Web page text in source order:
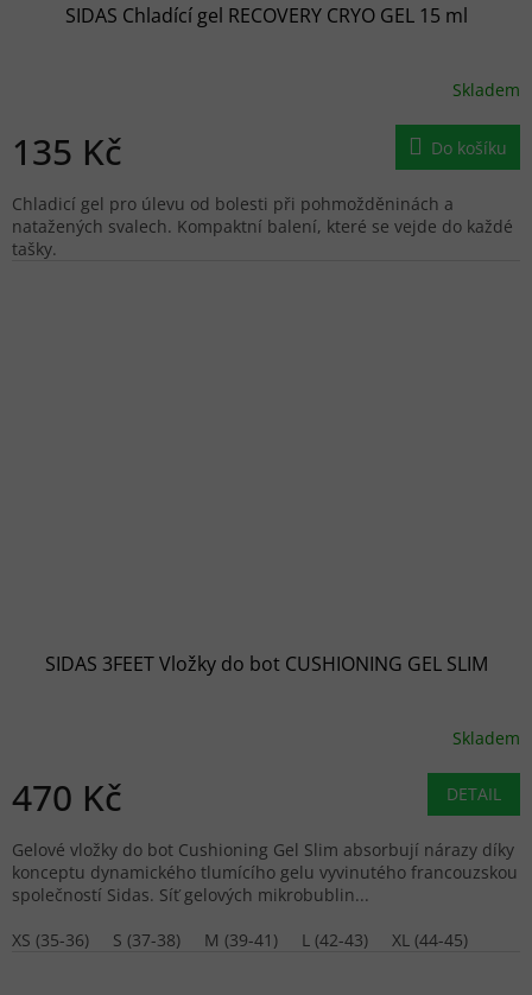
SIDAS Chladící gel RECOVERY CRYO GEL 15 ml
Skladem
135 Kč Do košíku
Chladicí gel pro úlevu od bolesti při pohmožděninách a
natažených svalech. Kompaktní balení, které se vejde do každé
tašky.
SIDAS 3FEET Vložky do bot CUSHIONING GEL SLIM
Skladem
470 Kč DETAIL
Gelové vložky do bot Cushioning Gel Slim absorbují nárazy díky
konceptu dynamického tlumícího gelu vyvinutého francouzskou
společností Sidas. Síť gelových mikrobublin...
XS (35-36)
S (37-38) M (39-41) L (42-43) XL (44-45)